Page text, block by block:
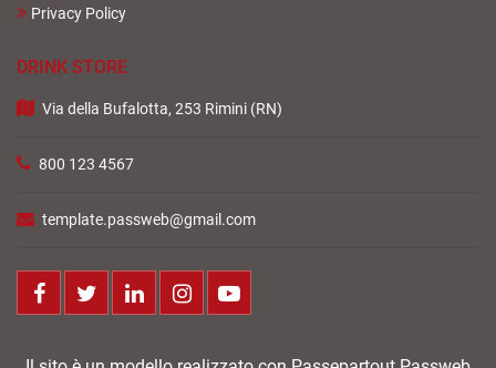
Privacy Policy
DRINK STORE
Via della Bufalotta, 253 Rimini (RN)
800 123 4567
template.passweb@gmail.com
FacebookTwitter LinkedIn